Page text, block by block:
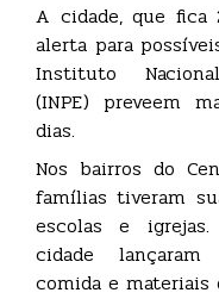
A cidade, que fica
alerta para
Instituto
(INPE) preveem
dias.
Nos bairros do
famílias tiveram
escolas e
cidade lançaram
comida e materiais